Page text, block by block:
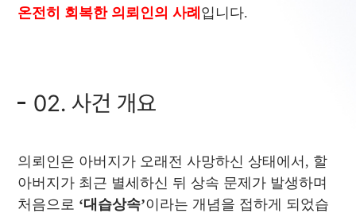
온전히 회복한 의뢰인의 사례 입니다.
02. 사건 개요
의뢰인은 아버지가 오래전 사망하신 상태에서, 할
아버지가 최근 별세하신 뒤 상속 문제가 발생하며
처음으로 ‘대습상속’이라는 개념을 접하게 되었습